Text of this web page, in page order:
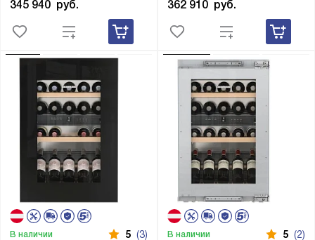
345 940 руб. 362 910 руб.
В наличии 5 (3) В наличии 5 (2)